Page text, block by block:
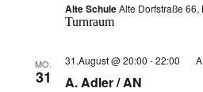
Alte SchuleAlte Dorfstraße 66,
Turnraum
MO.
31 A. Adler / AN
31.August @ 20:00 -22:00